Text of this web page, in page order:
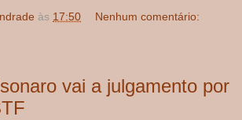
às 17:50 Nenhum comentário:
vai a julgamento por